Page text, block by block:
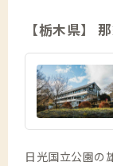
【栃木県】
日光国立公園の